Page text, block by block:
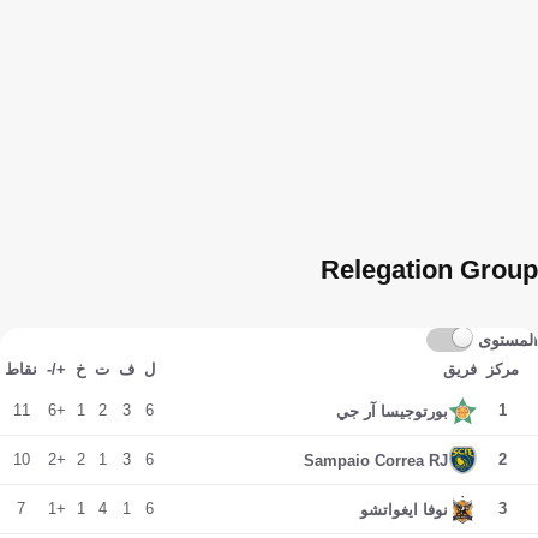
Relegation Group
المستوى
مركز فريق ل ف ت خ +/- نقاط
1 بورتوجيسا آر جي 6
3
2
1
+6
11
2
Sampaio Correa RJ
6
3
1
2
+2
10
3 نوفا ايغواتشو 6
1
4
1
+1
7